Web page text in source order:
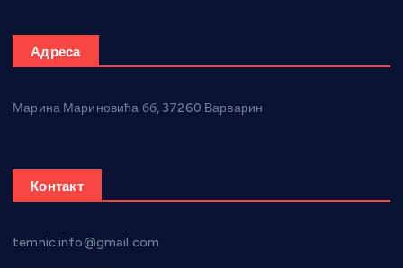
Адреса
Марина Мариновића бб, 37260 Варварин
Контакт
temnic.info@gmail.com